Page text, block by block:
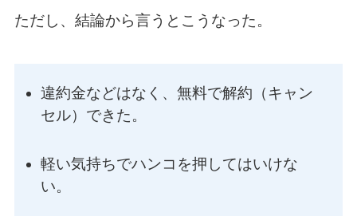
ただし、結論から言うとこうなった。
違約金などはなく、無料で解約（キャン
セル）できた。
軽い気持ちでハンコを押してはいけな
い。